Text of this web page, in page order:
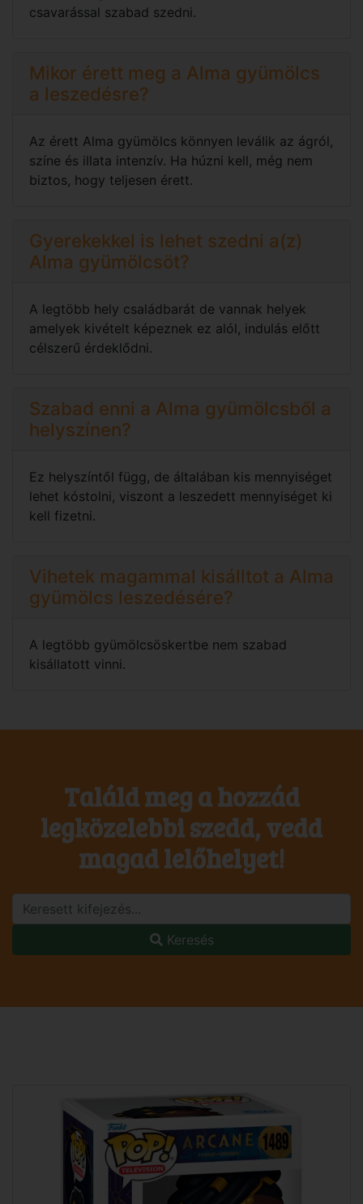
csavarással szabad szedni.
Mikor érett meg a Alma gyümölcs
a leszedésre?
Az érett Alma gyümölcs könnyen leválik az ágról,
színe és illata intenzív. Ha húzni kell, még nem
biztos, hogy teljesen érett.
Gyerekekkel is lehet szedni a(z)
Alma gyümölcsöt?
A legtöbb hely családbarát de vannak helyek
amelyek kivételt képeznek ez alól, indulás előtt
célszerű érdeklődni.
Szabad enni a Alma gyümölcsből a
helyszínen?
Ez helyszíntől függ, de általában kis mennyiséget
lehet kóstolni, viszont a leszedett mennyiséget ki
kell fizetni.
Vihetek magammal kisálltot a Alma
gyümölcs leszedésére?
A legtöbb gyümölcsöskertbe nem szabad
kisállatott vinni.
Találd meg a hozzád
legközelebbi szedd, vedd
magad lelőhelyet!
Keresés